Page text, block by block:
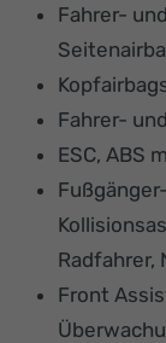
Fahrer-
Fahrer-
ESC, ABS
Front